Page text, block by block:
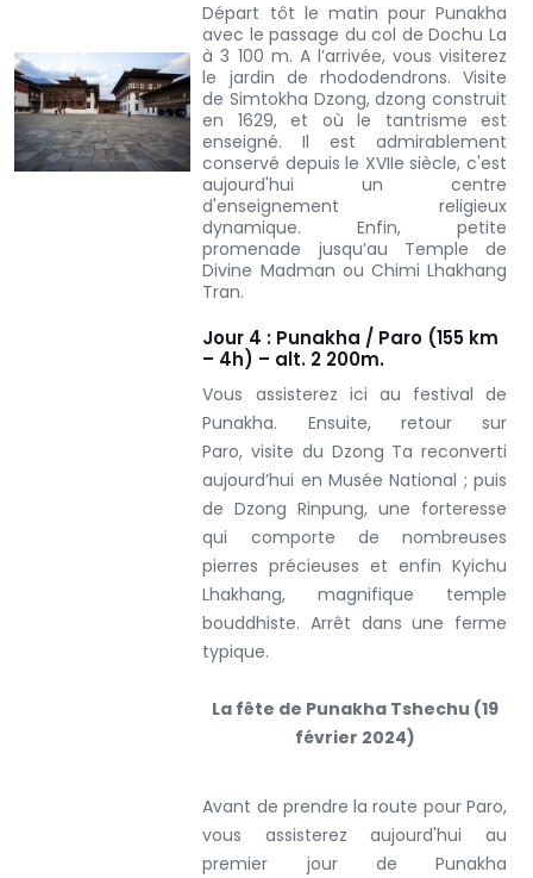
Départ tôt le matin pour Punakha
avec le passage du col de Dochu La
à 3 100 m. A l’arrivée, vous visiterez
le jardin de rhododendrons. Visite
de Simtokha Dzong, dzong construit
en 1629, et où le tantrisme est
enseigné. Il est admirablement
conservé depuis le XVIIe siècle, c'est
aujourd'hui un centre
d'enseignement religieux
dynamique. Enfin, petite
promenade jusqu’au Temple de
Divine Madman ou Chimi Lhakhang
Tran.
Jour 4 : Punakha / Paro (155 km
– 4h) – alt. 2 200m.
Vous assisterez ici au festival de
Punakha. Ensuite, retour sur
Paro, visite du Dzong Ta reconverti
aujourd’hui en Musée National ; puis
de Dzong Rinpung, une forteresse
qui comporte de nombreuses
pierres précieuses et enfin Kyichu
Lhakhang, magnifique temple
bouddhiste. Arrêt dans une ferme
typique.
La fête de Punakha Tshechu (19
février 2024)
Avant de prendre la route pour Paro,
vous assisterez aujourd'hui au
premier jour de Punakha